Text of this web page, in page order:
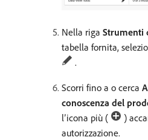
Nella riga Strumenti
tabella fornita,
.
Scorri fino a o cerca
conoscenza del
l’icona più (
)
autorizzazione.